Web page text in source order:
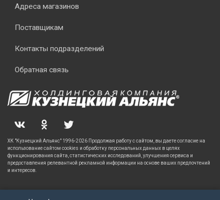
Адреса магазинов
Поставщикам
Контакты подразделений
Обратная связь
ХК "Кузнецкий Альянс" 1996-2026 Продолжая работу с сайтом, вы даете согласие на
использование сайтом cookies и обработку персональных данных в целях
функционирования сайта, статистических исследований, улучшения сервиса и
предоставления релевантной рекламной информации на основе ваших предпочтений
и интересов.